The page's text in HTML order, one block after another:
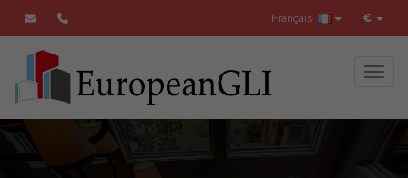
€
Français